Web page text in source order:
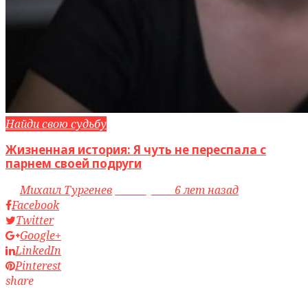
Найди свою судьбу
Жизненная история: Я чуть не переспала с
парнем своей подруги
byМихаил Тургенев
6 лет назад
Facebook
Twitter
Google+
LinkedIn
Pinterest
share